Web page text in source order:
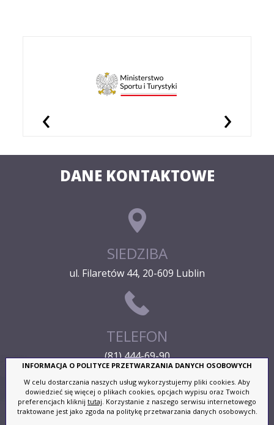
‹ ›
DANE KONTAKTOWE
SIEDZIBA
ul. Filaretów 44, 20-609 Lublin
TELEFON
(81) 444-69-90
ADRES E-MAIL
INFORMACJA O POLITYCE PRZETWARZANIA DANYCH OSOBOWYCH
W celu dostarczania naszych usług wykorzystujemy pliki cookies. Aby
dowiedzieć się więcej o plikach cookies, opcjach wypisu oraz Twoich
preferencjach kliknij tutaj. Korzystanie z naszego serwisu internetowego
traktowane jest jako zgoda na politykę przetwarzania danych osobowych.